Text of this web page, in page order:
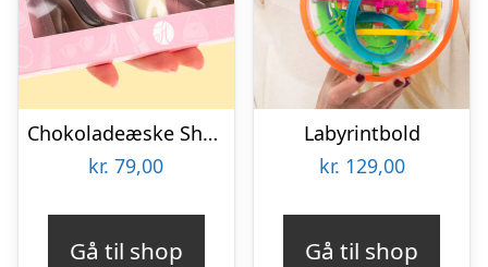
Chokoladeæske Shopping
kr. 79,00
Gå til shop
Labyrintbold
kr. 129,00
Gå til shop